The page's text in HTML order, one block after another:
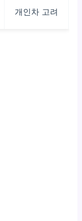
개인차 고려